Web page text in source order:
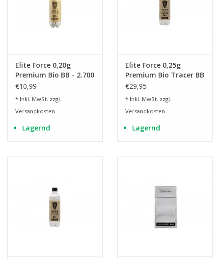
Elite Force 0,20g
Premium Bio BB - 2.700
Stück - weiss
€10,99
* Inkl. MwSt. zzgl.
Versandkosten
Lagernd
Elite Force 0,25g
Premium Bio Tracer BB
- 2.700 Stück - weiss
€29,95
* Inkl. MwSt. zzgl.
Versandkosten
Lagernd